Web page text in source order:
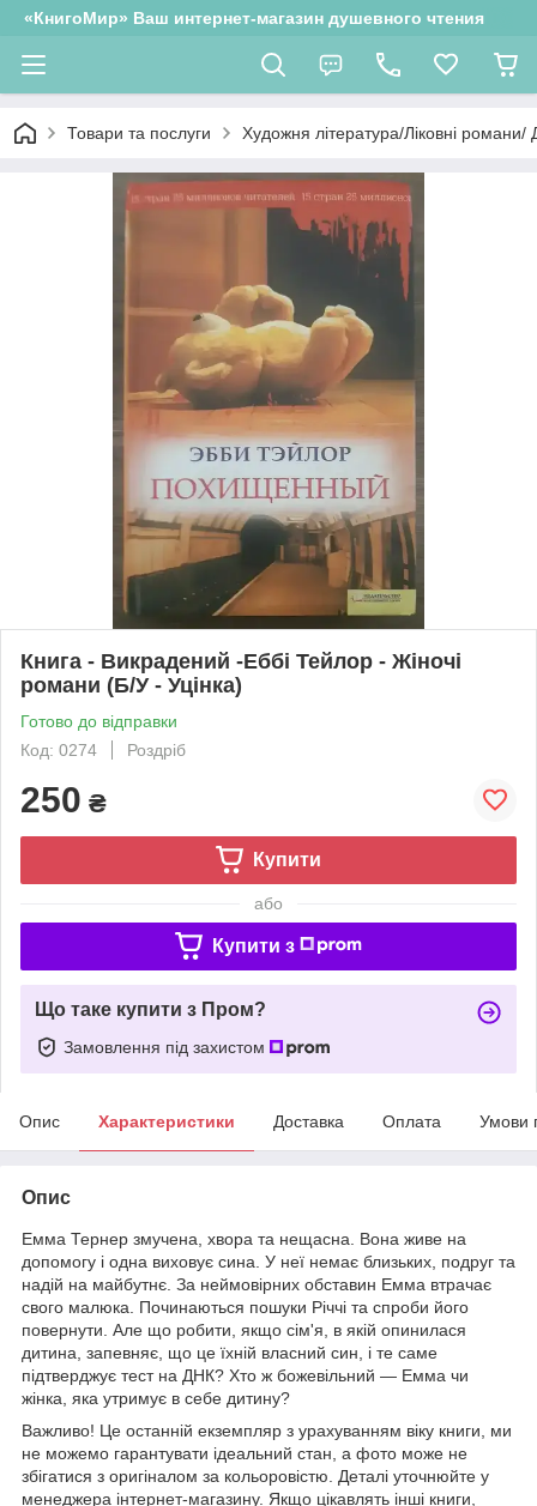
«КнигоМир» Ваш интернет-магазин душевного чтения
Товари та послуги Художня література/Ліковні романи/
Книга - Викрадений -Еббі Тейлор - Жіночі
романи (Б/У - Уцінка)
Готово до відправки
Код: 0274
Роздріб
250 ₴
Купити
або
Купити з
Що таке купити з Пром?
Замовлення під захистом
Опис Характеристики Доставка Оплата Умови
Опис
Емма Тернер змучена, хвора та нещасна. Вона живе на
допомогу і одна виховує сина. У неї немає близьких, подруг та
надій на майбутнє. За неймовірних обставин Емма втрачає
свого малюка. Починаються пошуки Річчі та спроби його
повернути. Але що робити, якщо сім'я, в якій опинилася
дитина, запевняє, що це їхній власний син, і те саме
підтверджує тест на ДНК? Хто ж божевільний — Емма чи
жінка, яка утримує в себе дитину?
Важливо! Це останній екземпляр з урахуванням віку книги, ми
не можемо гарантувати ідеальний стан, а фото може не
збігатися з оригіналом за кольоровістю. Деталі уточнюйте у
менеджера інтернет-магазину. Якщо цікавлять інші книги,